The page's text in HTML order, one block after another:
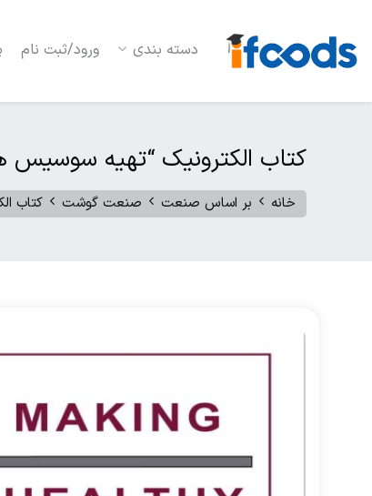
دسته بندی ورود/ثبت نام
کتاب الکترونیک “تهیه سوسیس
خانه بر اساس صنعت صنعت گوشت کتاب